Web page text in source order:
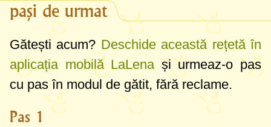
pași de urmat
Gătești acum? Deschide această rețetă în
aplicația mobilă LaLenași urmeaz-o pas
cu pas în modul de gătit, fără reclame.
Pas 1